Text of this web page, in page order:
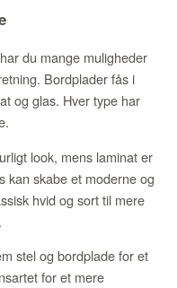
du mange muligheder
Bordplader fås i
og glas. Hver type har
look, mens laminat er
kan skabe et moderne og
hvid og sort til mere
stel og bordplade for et
for et mere